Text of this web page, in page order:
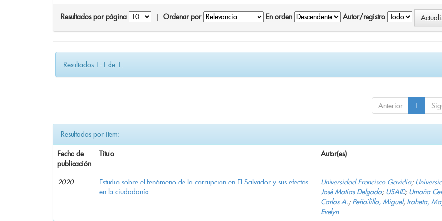
Resultados por página Ordenar por En orden Autor/registro
Resultados 1-1 de 1.
Anterior 1
Resultados por ítem:
Fecha de
publicación
Título Autor(es)
2020
Estudio sobre el fenómeno de la corrupción en El Salvador y sus efectos
en la ciudadanía
Universidad Francisco Gavidia;
José Matías Delgado; USAID; Umaña
Carlos A.; Peñailillo, Miguel; Iraheta,
Evelyn